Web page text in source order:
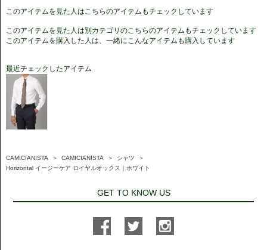
このアイテムを見た人はこちらのアイテムもチェックしています
このアイテムを見た人は別カテゴリのこちらのアイテムもチェックしています
このアイテムを購入した人は、一緒にこんなアイテムも購入しています
最近チェックしたアイテム
CAMICIANISTA ＞ CAMICIANISTA ＞ シャツ ＞
Horizontal イージーケア ロイヤルオックス｜ホワイト
GET TO KNOW US